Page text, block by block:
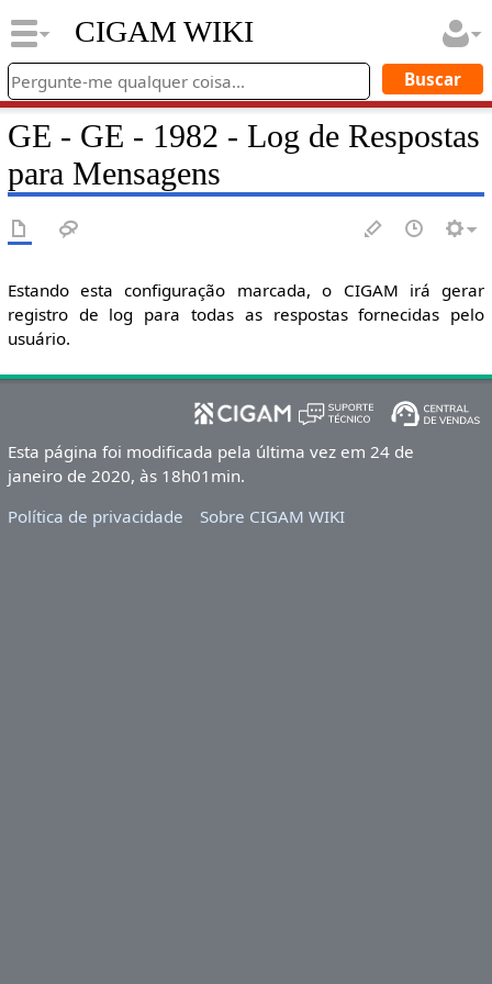
CIGAM WIKI
GE - GE - 1982 - Log de Respostas
para Mensagens
Estando esta configuração marcada, o CIGAM irá gerar
registro de log para todas as respostas fornecidas pelo
usuário.
Esta página foi modificada pela última vez em 24 de
janeiro de 2020, às 18h01min.
Política de privacidade
Sobre CIGAM WIKI